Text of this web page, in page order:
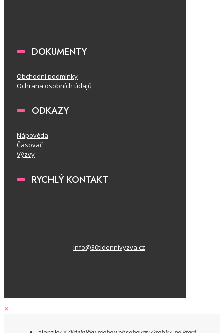
DOKUMENTY
Obchodní podmínky
Ochrana osobních údajů
ODKAZY
Nápověda
Časovač
Výzvy
RYCHLÝ KONTAKT
info@30tidennivyzva.cz
✕